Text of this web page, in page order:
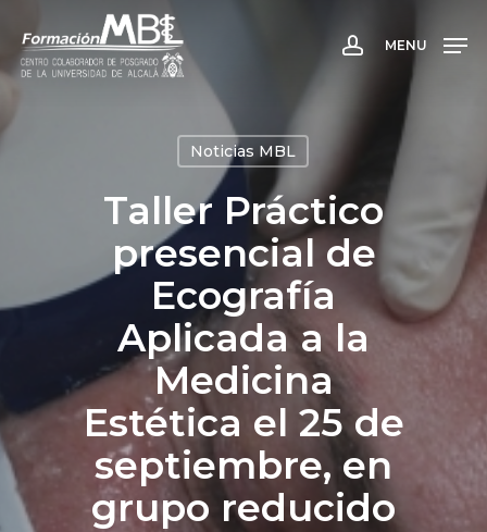
main
account
MENU
Noticias MBL
Taller Práctico
presencial de
Ecografía
Aplicada a la
Medicina
Estética el 25 de
septiembre, en
grupo reducido